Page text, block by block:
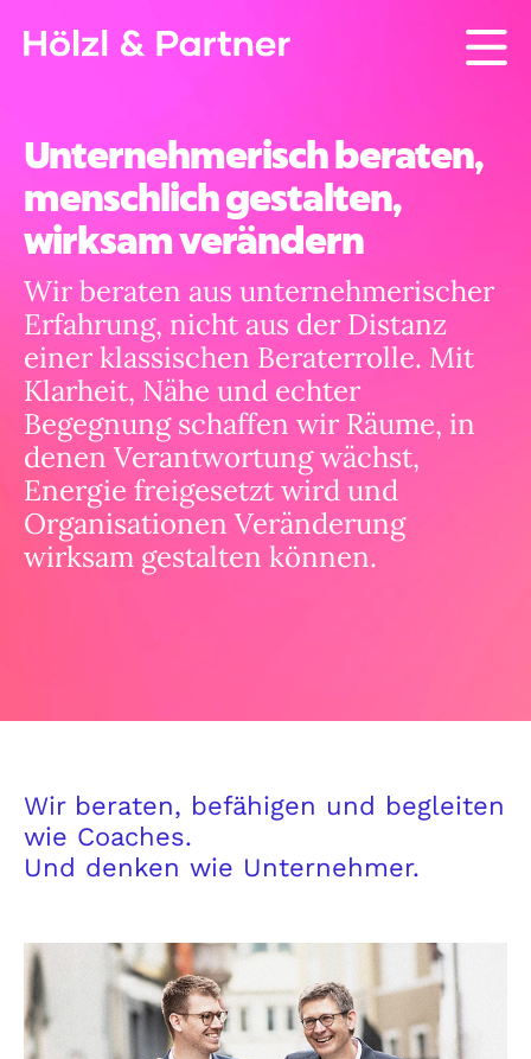
Unternehmerisch beraten,
menschlich gestalten,
wirksam verändern
Wir beraten aus unternehmerischer
Erfahrung, nicht aus der Distanz
einer klassischen Beraterrolle. Mit
Klarheit, Nähe und echter
Begegnung schaffen wir Räume, in
denen Verantwortung wächst,
Energie freigesetzt wird und
Organisationen Veränderung
wirksam gestalten können.
Wir beraten, befähigen und begleiten
wie Coaches.
Und denken wie Unternehmer.